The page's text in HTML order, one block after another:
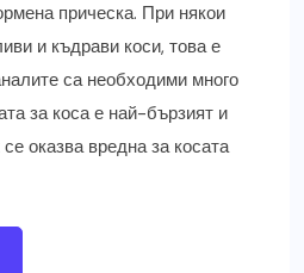
прическа. При някои
и къдрави коси, това е
са необходими много
за коса е най-бързият и
оказва вредна за косата